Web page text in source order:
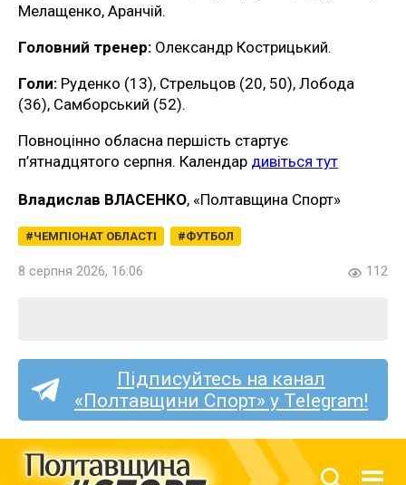
Мелащенко, Аранчій.
Головний тренер: Олександр Кострицький.
Голи: Руденко (13), Стрельцов (20, 50), Лобода
(36), Самборський (52).
Повноцінно обласна першість стартує
п’ятнадцятого серпня. Календар дивіться тут
Владислав ВЛАСЕНКО, «Полтавщина Спорт»
ЧЕМПІОНАТ ОБЛАСТІ ФУТБОЛ
8 серпня 2026, 16:06 112
Підписуйтесь на канал
«Полтавщини Спорт» у Telegram!